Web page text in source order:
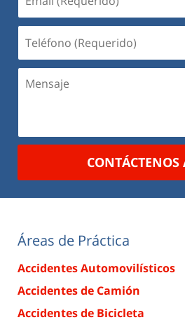
(Requerido)
(Requerido)
CONTÁCTENOS
Áreas de Práctica
Accidentes Automovilísticos
Accidentes de Camión
Accidentes de Bicicleta